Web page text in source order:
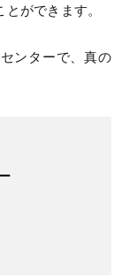
ができます。
ンターで、真の